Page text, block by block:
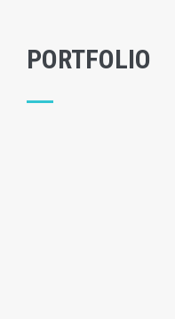
PORTFOLIO